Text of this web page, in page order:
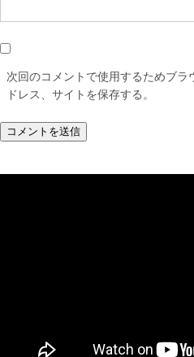
次回のコメントで使用するためブ
ドレス、サイトを保存する。